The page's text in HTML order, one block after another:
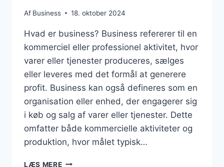
Af Business 18. oktober 2024
Hvad er business? Business refererer til en
kommerciel eller professionel aktivitet, hvor
varer eller tjenester produceres, sælges
eller leveres med det formål at generere
profit. Business kan også defineres som en
organisation eller enhed, der engagerer sig
i køb og salg af varer eller tjenester. Dette
omfatter både kommercielle aktiviteter og
produktion, hvor målet typisk…
LÆS MEREHVAD